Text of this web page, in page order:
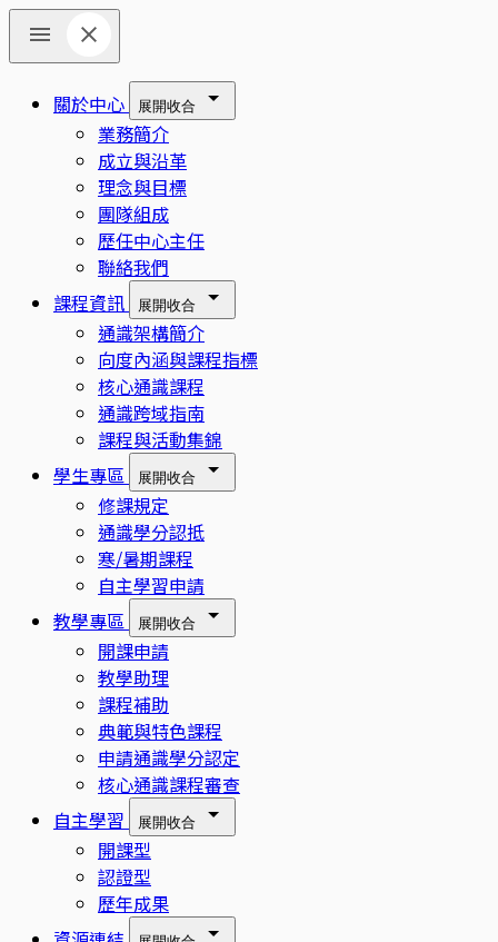
關於中心 展開收合
業務簡介
成立與沿革
理念與目標
團隊組成
歷任中心主任
聯絡我們
課程資訊
展開收合
通識架構簡介
向度內涵與課程指標
核心通識課程
通識跨域指南
課程與活動集錦
學生專區
展開收合
修課規定
通識學分認抵
寒/暑期課程
自主學習申請
教學專區
展開收合
開課申請
教學助理
課程補助
典範與特色課程
申請通識學分認定
核心通識課程審查
自主學習
展開收合
開課型
認證型
歷年成果